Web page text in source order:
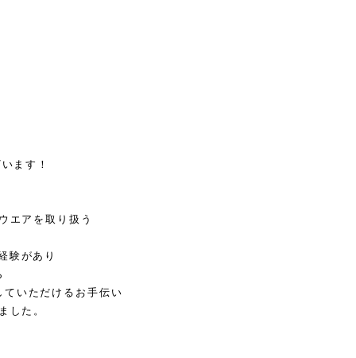
います！
エアを取り扱う
験があり
いただけるお手伝い
した。